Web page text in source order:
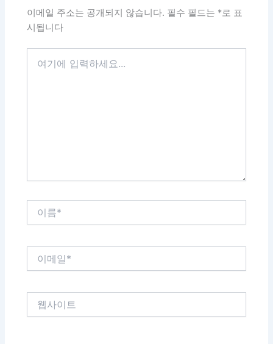
이메일 주소는 공개되지 않습니다. 필수 필드는 *로 표
시됩니다